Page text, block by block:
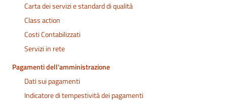
Carta dei servizi e standard di qualità
Class action
Costi Contabilizzati
Servizi in rete
Pagamenti dell'amministrazione
Dati sui pagamenti
Indicatore di tempestività dei pagamenti